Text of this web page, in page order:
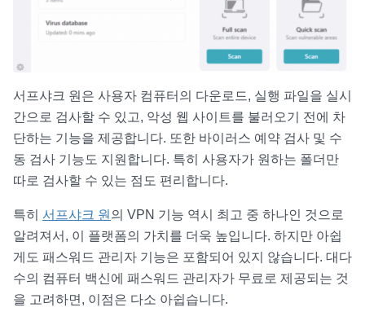
서프샤크 원은 사용자 컴퓨터의 다운로드, 실행 파일을 실시
간으로 검사할 수 있고, 악성 웹 사이트를 불러오기 전에 차
단하는 기능을 제공합니다. 또한 바이러스 예약 검사 및 수
동 검사 기능도 지원합니다. 특히 사용자가 원하는 폴더만
따로 검사할 수 있는 점도 편리합니다.
특히 서프샤크 원 의 VPN 기능 역시 최고 중 하나인 것으로
알려져서, 이 플랫폼의 가치를 더욱 높입니다. 하지만 아쉽
게도 패스워드 관리자 기능은 포함되어 있지 않습니다. 대다
수의 컴퓨터 백신에 패스워드 관리자가 무료로 제공되는 것
을 고려하면, 이점은 다소 아쉽습니다.